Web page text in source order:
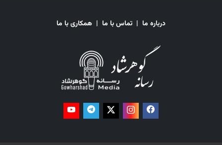
درباره ما | تماس با ما | همکاری با ما